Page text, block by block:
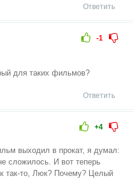
Ответить
-1
для таких фильмов?
Ответить
+4
выходил в прокат, я думал:
сложилось. И вот теперь
так-то, Люк? Почему? Целый